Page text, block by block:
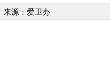
来源：爱卫办